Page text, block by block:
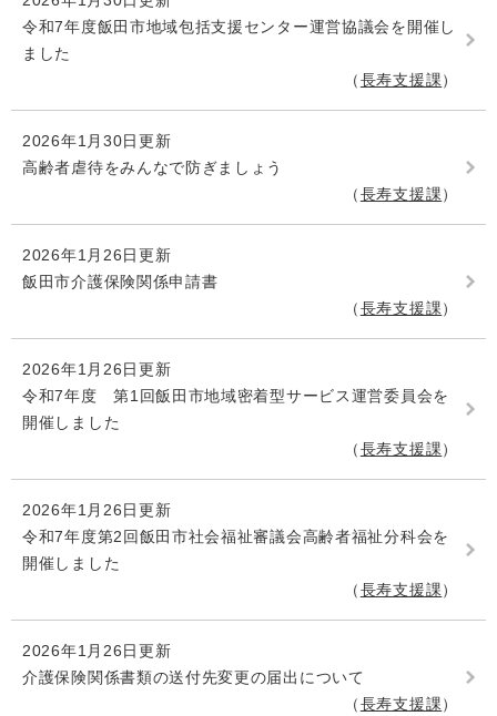
令和7年度飯田市地域包括支援センター運営協議会を開催し
ました
長寿支援課
2026年1月30日更新
高齢者虐待をみんなで防ぎましょう
長寿支援課
2026年1月26日更新
飯田市介護保険関係申請書
長寿支援課
2026年1月26日更新
令和7年度 第1回飯田市地域密着型サービス運営委員会を
開催しました
長寿支援課
2026年1月26日更新
令和7年度第2回飯田市社会福祉審議会高齢者福祉分科会を
開催しました
長寿支援課
2026年1月26日更新
介護保険関係書類の送付先変更の届出について
長寿支援課